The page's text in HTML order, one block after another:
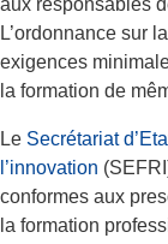
aux responsables
L’ordonnance sur
exigences
la formation de
Le Secrétariat
l’innovation
conformes aux
la formation